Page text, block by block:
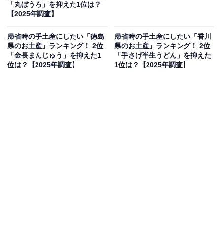
「丸ぼうろ」を抑えた1位は？
【2025年調査】
帰省時の手土産にしたい「徳島
県のお土産」ランキング！ 2位
「金長まんじゅう」を抑えた1
位は？【2025年調査】
帰省時の手土産にしたい「香川
県のお土産」ランキング！ 2位
「手さげ半生うどん」を抑えた
1位は？【2025年調査】